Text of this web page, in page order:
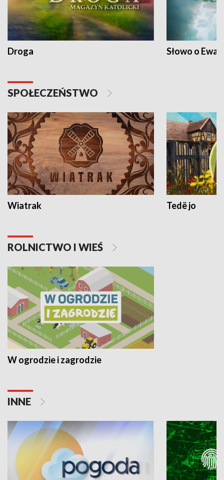
Droga Słowo o
SPOŁECZEŃSTWO
Wiatrak Tedë jo
ROLNICTWO I WIEŚ
W ogrodzie i zagrodzie
INNE